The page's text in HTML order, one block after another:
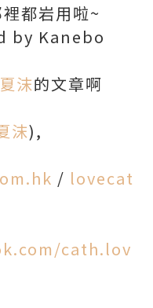
都岩用啦~
by Kanebo
沫的文章啊
沫),
/ lovecat
cath.lov